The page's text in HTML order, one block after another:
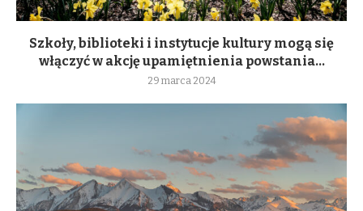
Szkoły, biblioteki i instytucje kultury mogą się
włączyć w akcję upamiętnienia powstania...
29 marca 2024